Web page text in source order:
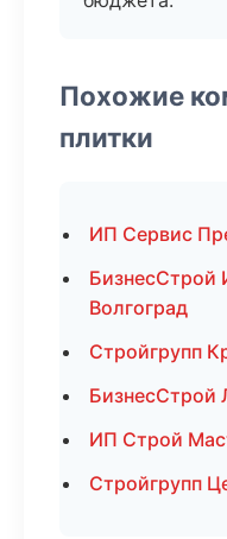
Похожие
плитки
ИП Сервис
БизнесСтрой
Волгоград
Стройгрупп
БизнесСтрой
ИП Строй
Стройгрупп